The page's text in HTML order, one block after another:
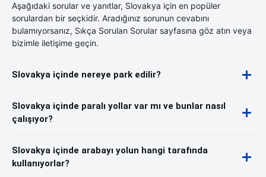
Aşağıdaki sorular ve yanıtlar, Slovakya için en popüler
sorulardan bir seçkidir. Aradığınız sorunun cevabını
bulamıyorsanız, Sıkça Sorulan Sorular sayfasına göz atın veya
bizimle iletişime geçin.
Slovakya içinde nereye park edilir?
Slovakya içinde paralı yollar var mı ve bunlar nasıl
çalışıyor?
Slovakya içinde arabayı yolun hangi tarafında
kullanıyorlar?